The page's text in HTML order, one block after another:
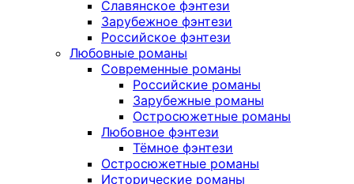
Славянское фэнтези
Зарубежное фэнтези
Российское фэнтези
Любовные романы
Современные романы
Российские романы
Зарубежные романы
Остросюжетные романы
Любовное фэнтези
Тёмное фэнтези
Остросюжетные романы
Исторические романы